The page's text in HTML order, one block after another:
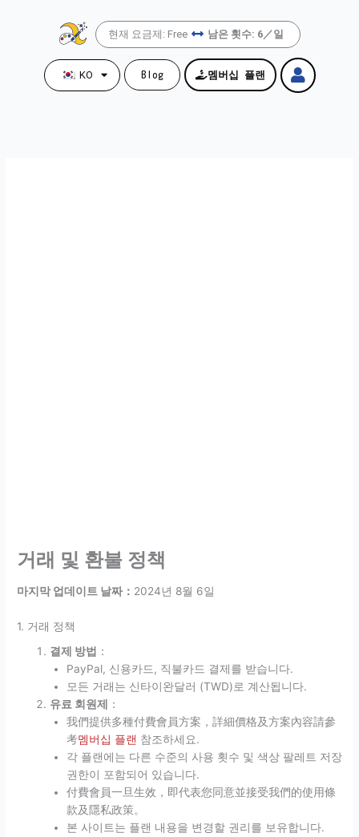
현재 요금제: Free 남은 횟수: 6／일
KO Blog 멤버십 플랜
거래 및 환불 정책
마지막 업데이트 날짜： 2024년 8월 6일
1. 거래 정책
결제 방법 ：
PayPal, 신용카드, 직불카드 결제를 받습니다.
모든 거래는 신타이완달러 (TWD)로 계산됩니다.
유료 회원제
：
我們提供多種付費會員方案，詳細價格及方案內容請參
考멤버십 플랜 참조하세요.
각 플랜에는 다른 수준의 사용 횟수 및 색상 팔레트 저장
권한이 포함되어 있습니다.
付費會員一旦生效，即代表您同意並接受我們的使用條
款及隱私政策。
본 사이트는 플랜 내용을 변경할 권리를 보유합니다.